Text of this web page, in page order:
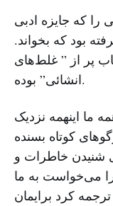
را که جایزه ادبی
بود که بخواند.
پر از ” غلط‌های
انشائی” بوده.
ما اینهمه نزدیک
کوتاه بسنده
شنیدن خاطرات و
می‌خواست به ما
کرد برایمان